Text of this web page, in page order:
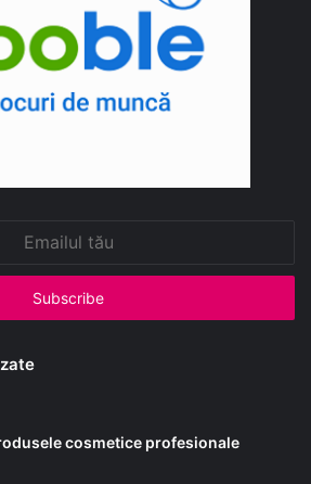
cosmetice profesionale